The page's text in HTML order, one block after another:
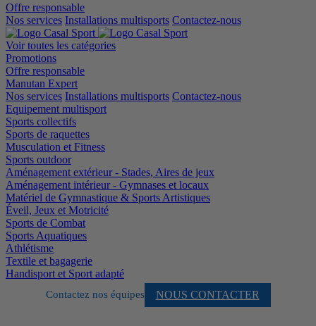
Offre responsable
Nos services Installations multisports Contactez-nous
Voir toutes les catégories
Promotions
Offre responsable
Manutan Expert
Nos services Installations multisports Contactez-nous
Equipement multisport
Sports collectifs
Sports de raquettes
Musculation et Fitness
Sports outdoor
Aménagement extérieur - Stades, Aires de jeux
Aménagement intérieur - Gymnases et locaux
Matériel de Gymnastique & Sports Artistiques
Éveil, Jeux et Motricité
Sports de Combat
Sports Aquatiques
Athlétisme
Textile et bagagerie
Handisport et Sport adapté
Contactez nos équipes NOUS CONTACTER